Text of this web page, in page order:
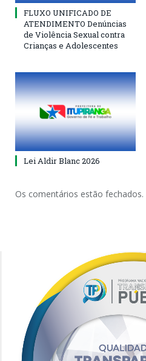
FLUXO UNIFICADO DE
ATENDIMENTO Denúncias
de Violência Sexual contra
Crianças e Adolescentes
Lei Aldir Blanc 2026
Os comentários estão fechados.